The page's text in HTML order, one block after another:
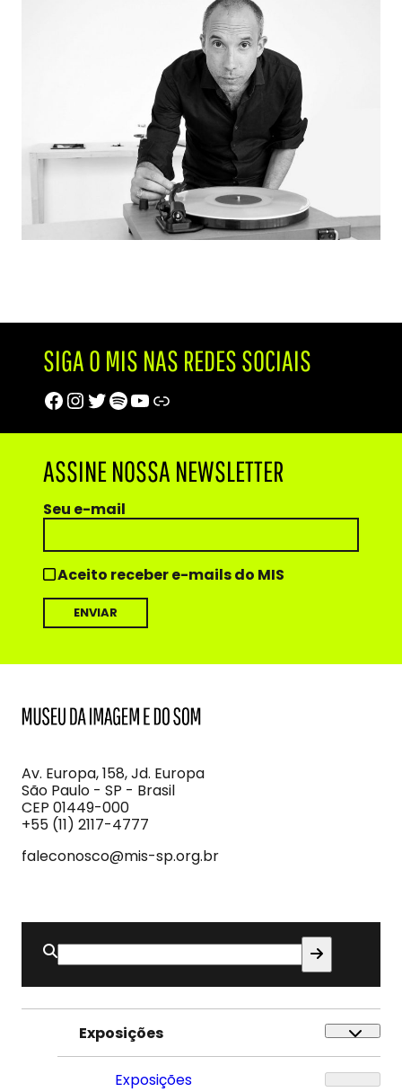
SIGA O MIS NAS REDES SOCIAIS
Facebook
Instagram
Twitter
Spotify
Youtube
Trip Advisor
ASSINE NOSSA NEWSLETTER
Seu e-mail
Aceito receber e-mails do MIS
Imagem
e
do
Som
Av. Europa, 158, Jd. Europa
São Paulo - SP - Brasil
CEP 01449-000
+55 (11) 2117-4777
faleconosco@mis-sp.org.br
Buscar
por:
Exposições
Exposições